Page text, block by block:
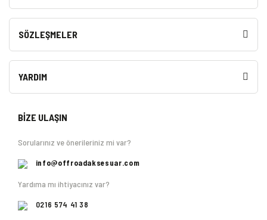
SÖZLEŞMELER
YARDIM
BİZE ULAŞIN
Sorularınız ve önerileriniz mi var?
info@offroadaksesuar.com
Yardıma mı ihtiyacınız var?
0216 574 41 38